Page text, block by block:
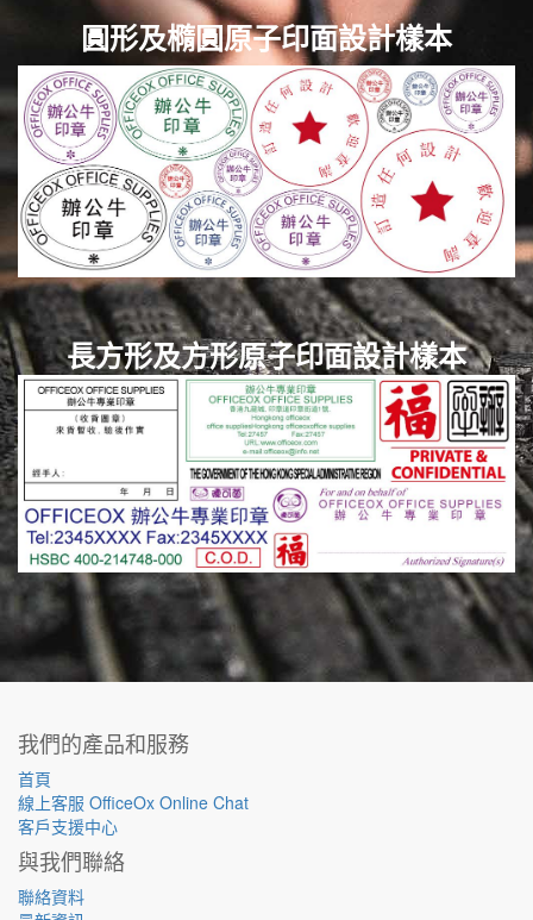
圓形及橢圓原子印面設計樣本
長方形及方形原子印面設計樣本
我們的產品和服務
首頁
線上客服 OfficeOx Online Chat
客戶支援中心
與我們聯絡
聯絡資料